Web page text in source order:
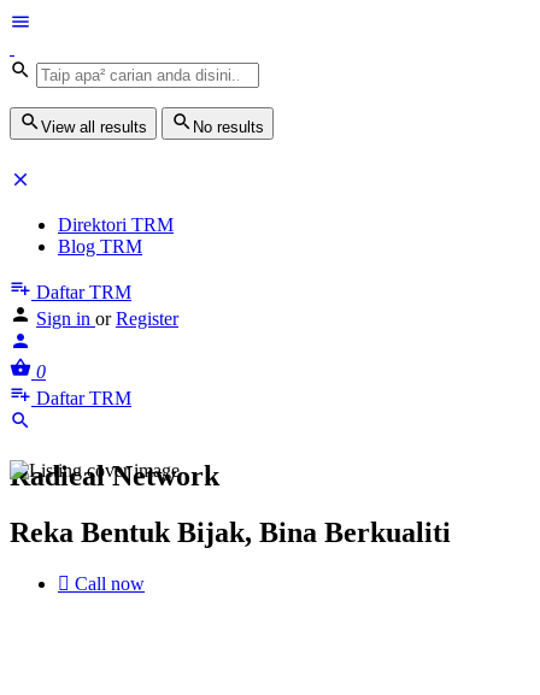
View all results No results
Direktori TRM
Blog TRM
Daftar TRM
Sign in or Register
0
Daftar TRM
Radical Network
Reka Bentuk Bijak, Bina Berkualiti
Call now